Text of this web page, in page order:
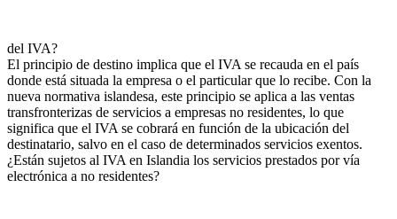
del IVA?
El principio de destino implica que el IVA se recauda en el país
donde está situada la empresa o el particular que lo recibe. Con la
nueva normativa islandesa, este principio se aplica a las ventas
transfronterizas de servicios a empresas no residentes, lo que
significa que el IVA se cobrará en función de la ubicación del
destinatario, salvo en el caso de determinados servicios exentos.
¿Están sujetos al IVA en Islandia los servicios prestados por vía
electrónica a no residentes?